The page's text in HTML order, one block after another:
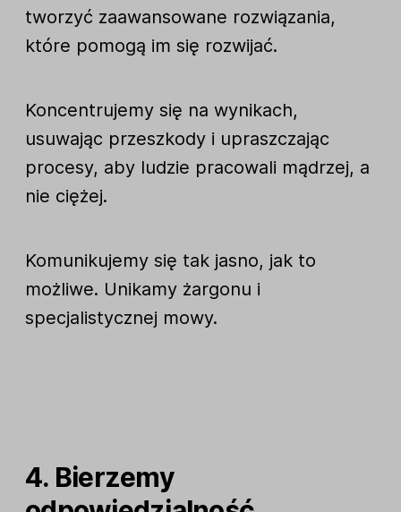
tworzyć zaawansowane rozwiązania,
które pomogą im się rozwijać.
Koncentrujemy się na wynikach,
usuwając przeszkody i upraszczając
procesy, aby ludzie pracowali mądrzej, a
nie ciężej.
Komunikujemy się tak jasno, jak to
możliwe. Unikamy żargonu i
specjalistycznej mowy.
4. Bierzemy